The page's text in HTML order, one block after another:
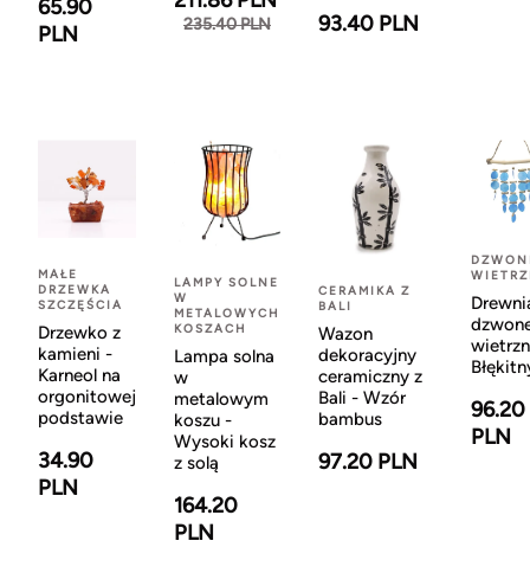
65.90
PLN
235.40 PLN 93.40 PLN
MAŁE
DRZEWKA
SZCZĘŚCIA
Drzewko z
kamieni -
Karneol na
orgonitowej
podstawie
34.90
PLN
LAMPY SOLNE
W
METALOWYCH
KOSZACH
Lampa solna
w
metalowym
koszu -
Wysoki kosz
z solą
164.20
PLN
CERAMIKA Z
BALI
Wazon
dekoracyjny
ceramiczny z
Bali - Wzór
bambus
97.20 PLN
96.20
PLN